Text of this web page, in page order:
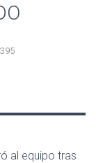
al equipo tras